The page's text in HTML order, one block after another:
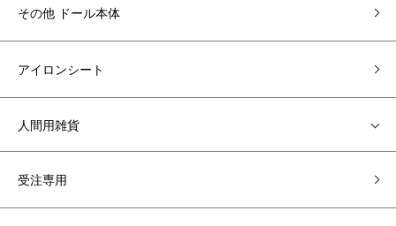
その他 ドール本体
アイロンシート
人間用雑貨
受注専用